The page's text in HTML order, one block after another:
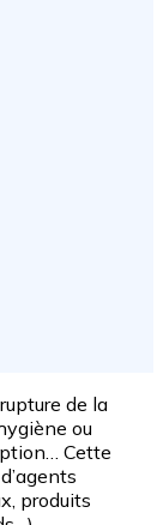
de la
ou
Cette
produits